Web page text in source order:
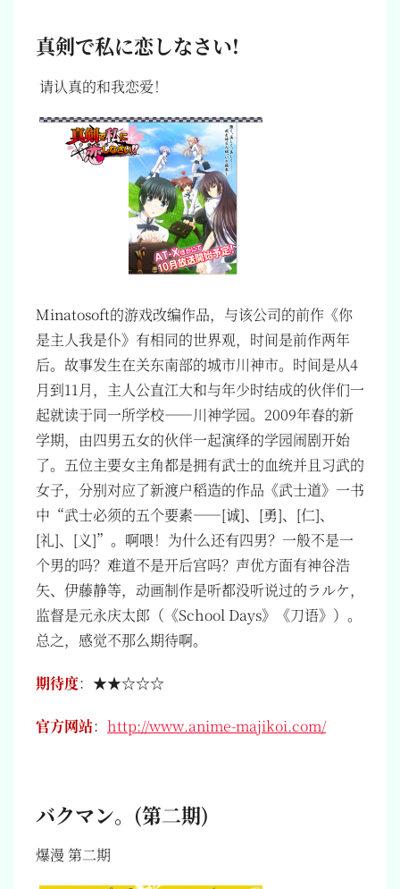
真剣で私に恋しなさい!
请认真的和我恋爱！
Minatosoft的游戏改编作品，与该公司的前作《你
是主人我是仆》有相同的世界观，时间是前作两年
后。故事发生在关东南部的城市川神市。时间是从4
月到11月，主人公直江大和与年少时结成的伙伴们一
起就读于同一所学校——川神学园。2009年春的新
学期，由四男五女的伙伴一起演绎的学园闹剧开始
了。五位主要女主角都是拥有武士的血统并且习武的
女子，分别对应了新渡户稻造的作品《武士道》一书
中“武士必须的五个要素——[诚]、[勇]、[仁]、
[礼]、[义]”。啊喂！为什么还有四男？一般不是一
个男的吗？难道不是开后宫吗？声优方面有神谷浩
矢、伊藤静等，动画制作是听都没听说过的ラルケ，
监督是元永庆太郎（《School Days》《刀语》）。
总之，感觉不那么期待啊。
期待度：★★☆☆☆
官方网站： http://www.anime-majikoi.com/
バクマン。(第二期)
爆漫 第二期